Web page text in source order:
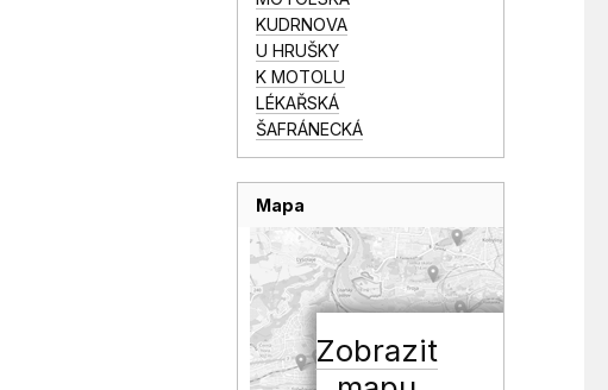
KUDRNOVA
U HRUŠKY
K MOTOLU
LÉKAŘSKÁ
ŠAFRÁNECKÁ
Mapa
Zobrazit